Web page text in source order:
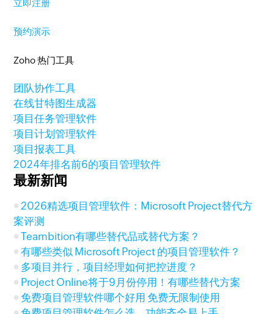
立即注册
预约演示
Zoho 热门工具
团队协作工具
在线甘特图生成器
项目任务管理软件
项目计划管理软件
项目报表工具
2024年排名前6的项目管理软件
最新新闻
2026精选项目管理软件：Microsoft Project替代方
案评测
Teambition有哪些替代品或替代方案？
有哪些类似 Microsoft Project 的项目管理软件？
多项目并行，项目经理如何把控进度？
Project Online将于9月份停用！有哪些替代方案
免费项目管理软件哪个好用 免费无限制使用